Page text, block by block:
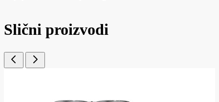
Slični proizvodi